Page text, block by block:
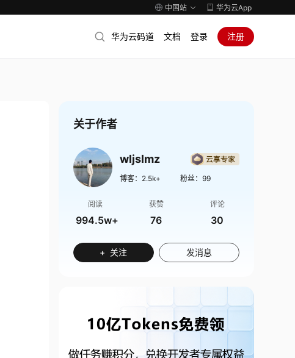
中国站 华为云App
华为云码道 文档 登录 注册
关于作者
wljslmz
博客： 2.5k+ 粉丝： 99
阅读
994.5w+
获赞
76
评论
30
+ 关注 发消息